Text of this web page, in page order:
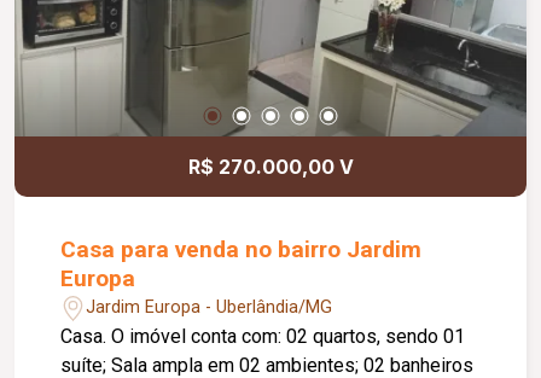
R$ 270.000,00 V
Casa para venda no bairro Jardim
Europa
Jardim Europa - Uberlândia/MG
Casa. O imóvel conta com: 02 quartos, sendo 01
suíte; Sala ampla em 02 ambientes; 02 banheiros